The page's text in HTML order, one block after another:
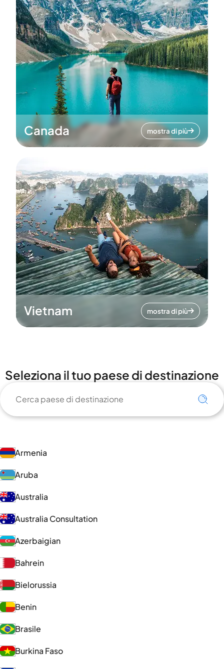
Canada mostra di più
Vietnam mostra di più
Seleziona il tuo paese di destinazione
Armenia
Aruba
Australia
Australia Consultation
Azerbaigian
Bahrein
Bielorussia
Benin
Brasile
Burkina Faso